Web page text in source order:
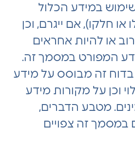
במידע הכלול
חלקו), אם ייגרם, וכן
או להיות אחראים
המפורט במסמך זה.
זה מבוסס על מידע
וכן על מקורות מידע
מטבע הדברים,
במסמך זה צפויים